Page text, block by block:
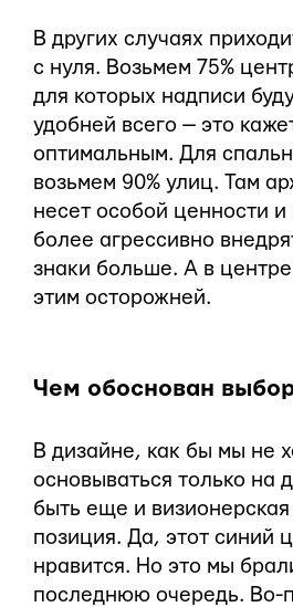
В других случаях
с нуля. Возьмем 75%
для которых надписи
удобней всего — это
оптимальным. Для
возьмем 90% улиц. Там
несет особой ценности
более агрессивно
знаки больше. А в
этим осторожней.
Чем обоснован
В дизайне, как бы мы не
основываться только на
быть еще и визионерская
позиция. Да, этот синий
нравится. Но это мы
последнюю очередь. Во-